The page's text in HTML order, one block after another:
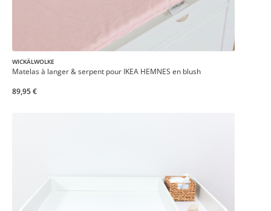
WICKÄLWOLKE
Matelas à langer & serpent pour IKEA HEMNES en blush
89,95 €